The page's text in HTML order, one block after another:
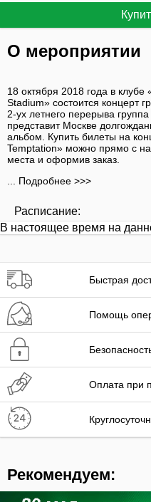
О мероприятии
18 октября 2018 года в клубе
Stadium» состоится концерт
2-ух летнего перерыва
представит Москве
альбом. Купить билеты на
Temptation» можно прямо с
места и оформив заказ.
... Подробнее >>>
Расписание:
В настоящее время на
Быстрая
Помощь
Оплата при
Рекомендуем: